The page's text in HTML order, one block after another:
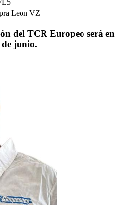
Leon VZ
del TCR Europeo será en
junio.